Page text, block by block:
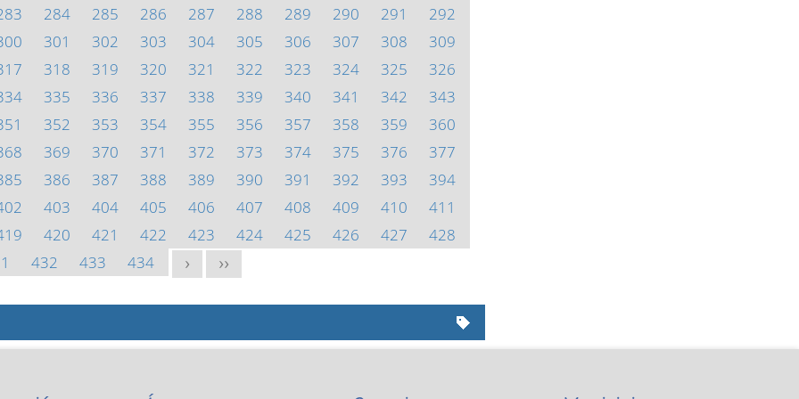
284 285 286 287 288 289 290 291
292
301 302 303 304 305 306 307 308
309
318 319 320 321 322 323 324 325
326
335 336 337 338 339 340 341 342
343
352 353 354 355 356 357 358 359
360
369 370 371 372 373 374 375 376
377
386 387 388 389 390 391 392 393
394
403 404 405 406 407 408 409 410
411
420 421 422 423 424 425 426 427
428
432 433 434 > >>